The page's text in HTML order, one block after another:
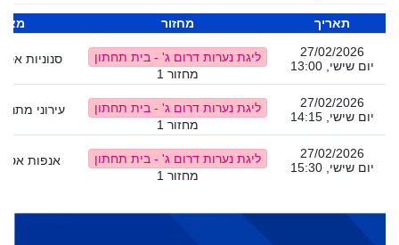
מחזור תאריך
סנוניות אסא
ליגת נערות דרום ג' - בית תחתון
מחזור 1
27/02/2026
יום שישי, 13:00
עירוני
ליגת נערות דרום ג' - בית תחתון
מחזור 1
27/02/2026
יום שישי, 14:15
אנפות אסא
ליגת נערות דרום ג' - בית תחתון
מחזור 1
27/02/2026
יום שישי, 15:30